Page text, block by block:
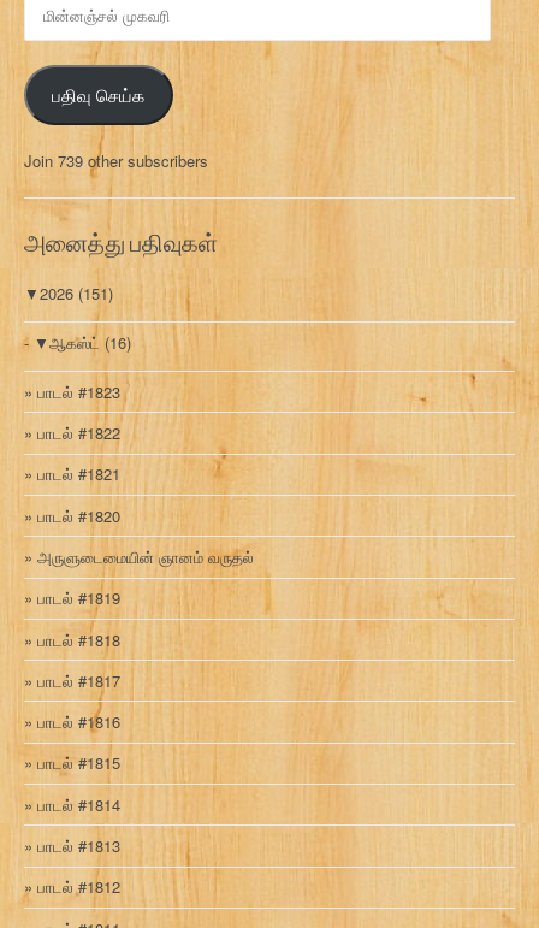
ன
ஞ்
ச
ல்
க
வ
பதிவு செய்க
Join 739 other subscribers
அனைத்து பதிவுகள்
▼2026 (151)
▼ஆகஸ்ட் (16)
பாடல் #1823
பாடல் #1822
பாடல் #1821
பாடல் #1820
அருளுடைமையின் ஞானம் வருதல்
பாடல் #1819
பாடல் #1818
பாடல் #1817
பாடல் #1816
பாடல் #1815
பாடல் #1814
பாடல் #1813
பாடல் #1812